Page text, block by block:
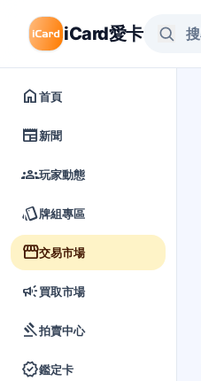
iCard愛卡
home首頁
newspaper新聞
groups玩家動態
style牌組專區
storefront交易市場
campaign買取市場
gavel拍賣中心
verified鑑定卡